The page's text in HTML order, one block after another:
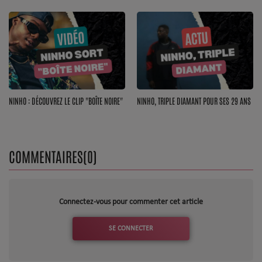
Top Soul Addict
Wiki RnB
SOUL ADDICT RADIO
Grille des programmes
Playlist
MY SOUL ADDICT
L'équipe Soul Addict
NINHO : DÉCOUVREZ LE CLIP "BOÎTE NOIRE" NINHO, TRIPLE DIAMANT POUR SES 29 ANS
COMMENTAIRES(0)
Connectez-vous pour commenter cet article
SE CONNECTER